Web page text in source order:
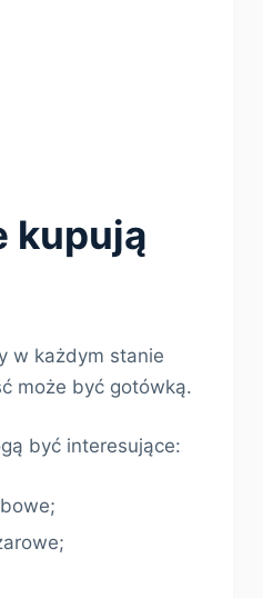
kupują
w każdym stanie
może być gotówką.
być interesujące: